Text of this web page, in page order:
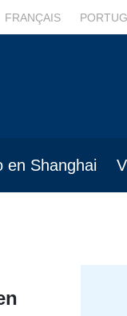
FRANÇAIS
en Shanghai